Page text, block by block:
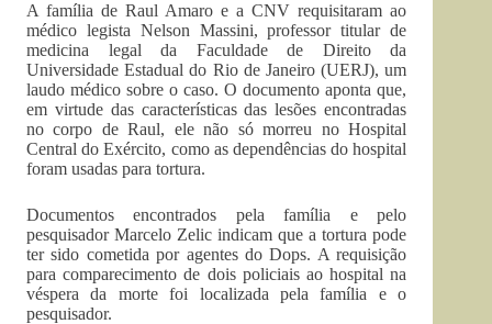
A família de Raul Amaro e a CNV requisitaram ao
médico legista Nelson Massini, professor titular de
medicina legal da Faculdade de Direito da
Universidade Estadual do Rio de Janeiro (UERJ), um
laudo médico sobre o caso. O documento aponta que,
em virtude das características das lesões encontradas
no corpo de Raul, ele não só morreu no Hospital
Central do Exército, como as dependências do hospital
foram usadas para tortura.
Documentos encontrados pela família e pelo
pesquisador Marcelo Zelic indicam que a tortura pode
ter sido cometida por agentes do Dops. A requisição
para comparecimento de dois policiais ao hospital na
véspera da morte foi localizada pela família e o
pesquisador.